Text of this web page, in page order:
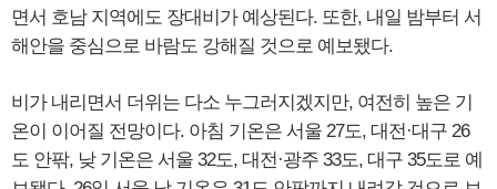
면서 호남 지역에도 장대비가 예상된다. 또한, 내일 밤부터 서
해안을 중심으로 바람도 강해질 것으로 예보됐다.
비가 내리면서 더위는 다소 누그러지겠지만, 여전히 높은 기
온이 이어질 전망이다. 아침 기온은 서울 27도, 대전·대구 26
도 안팎, 낮 기온은 서울 32도, 대전·광주 33도, 대구 35도로 예